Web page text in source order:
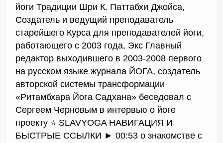
йоги Традиции Шри К. Паттабхи Джойса,
Создатель и ведущий преподаватель
старейшего Курса для преподавателей йоги,
работающего с 2003 года, Экс Главный
редактор выходившего в 2003-2008 первого
на русском языке журнала ЙОГА, создатель
авторской системы трансформации
«Ритамбхара Йога Садхана» беседовал с
Сергеем Черновым в интервью о йоге
проекту ⭐ SLAVYOGA НАВИГАЦИЯ И
БЫСТРЫЕ ССЫЛКИ ► 00:53 о знакомстве с